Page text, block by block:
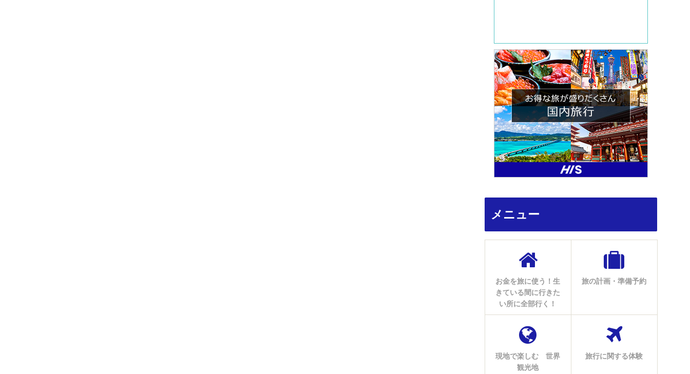
メニュー
お金を旅に使う！生
きている間に行きた
い所に全部行く！
旅の計画・準備予約
現地で楽しむ 世界
観光地
旅行に関する体験